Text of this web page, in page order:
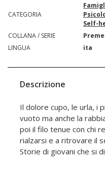
CATEGORIA
Self-
COLLANA / SERIE
LINGUA
ita
Descrizione
Il dolore cupo, le urla, i
vuoto ma anche la
poi il filo tenue con chi
rialzarsi e a ritrovare il
Storie di giovani che si